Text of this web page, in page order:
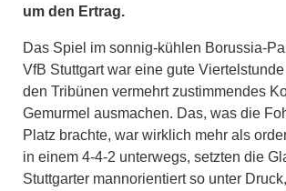
um den Ertrag.
Das Spiel im sonnig-kühlen Borussia-
VfB Stuttgart war eine gute
den Tribünen vermehrt zustimmendes
Gemurmel ausmachen. Das, was die
Platz brachte, war wirklich mehr als
in einem 4-4-2 unterwegs, setzten die
Stuttgarter mannorientiert so unter